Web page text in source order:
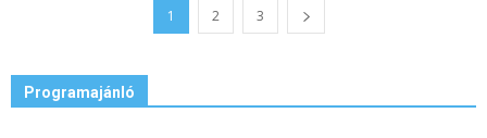
1 2 3
Programajánló